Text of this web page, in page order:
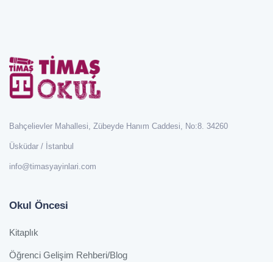
Bahçelievler Mahallesi, Zübeyde Hanım Caddesi, No:8. 34260
Üsküdar / İstanbul
info@timasyayinlari.com
Okul Öncesi
Kitaplık
Öğrenci Gelişim Rehberi/Blog